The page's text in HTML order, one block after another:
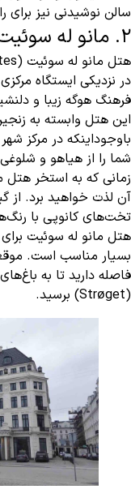
سالن نوشیدنی نیز
2. مانو له سوئیت
در نزدیکی ایستگاه
فرهنگ هوگه زیبا و
باوجوداینکه در مرکز
شما را از هیاهو و
زمانی که به استخر هتل
آن لذت خواهید برد. از
تخت‌های کانوپی با
هتل مانو له سوئیت
فاصله دارید تا به
(Strøget) برسید.